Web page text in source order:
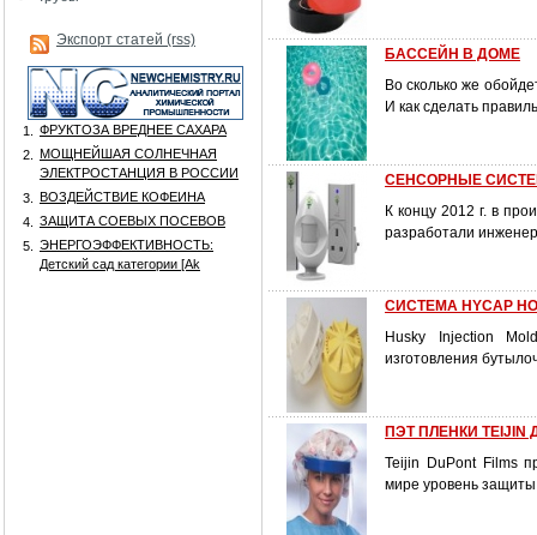
Экспорт статей (rss)
1.
ФРУКТОЗА ВРЕДНЕЕ САХАРА
2.
МОЩНЕЙШАЯ СОЛНЕЧНАЯ
ЭЛЕКТРОСТАНЦИЯ В РОССИИ
3.
ВОЗДЕЙСТВИЕ КОФЕИНА
4.
ЗАЩИТА СОЕВЫХ ПОСЕВОВ
5.
ЭНЕРГОЭФФЕКТИВНОСТЬ:
Детский сад категории [Аk
БАССЕЙН В ДОМЕ
Во сколько же
И как сделать
СЕНСОРНЫЕ
К концу 2012 г. в
разработали
СИСТЕМА HYCAP
Husky Injection
изготовления
ПЭТ ПЛЕНКИ
Teijin DuPont Films
мире уровень